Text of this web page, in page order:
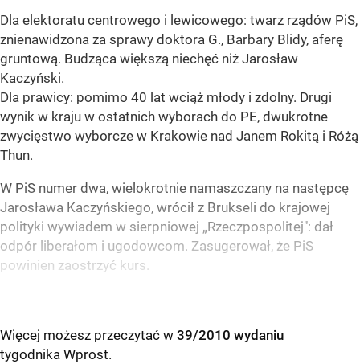
Dla elektoratu centrowego i lewicowego: twarz rządów PiS,
znienawidzona za sprawy doktora G., Barbary Blidy, aferę
gruntową. Budząca większą niechęć niż Jarosław
Kaczyński.
Dla prawicy: pomimo 40 lat wciąż młody i zdolny. Drugi
wynik w kraju w ostatnich wyborach do PE, dwukrotne
zwycięstwo wyborcze w Krakowie nad Janem Rokitą i Różą
Thun.
W PiS numer dwa, wielokrotnie namaszczany na następcę
Jarosława Kaczyńskiego, wrócił z Brukseli do krajowej
polityki wywiadem w sierpniowej „Rzeczpospolitej": dał
odpór liberałom i ugodowcom. Zasugerował, że PiS
powinien zaostrzyć kurs.
Więcej możesz przeczytać w 39/2010 wydaniu
tygodnika Wprost.